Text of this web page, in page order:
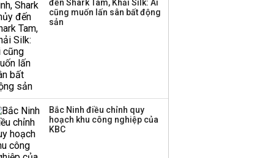
đến Shark Tam, Khải Silk: Ai
cũng muốn lấn sân bất động
sản
Bắc Ninh điều chỉnh quy
hoạch khu công nghiệp của
KBC